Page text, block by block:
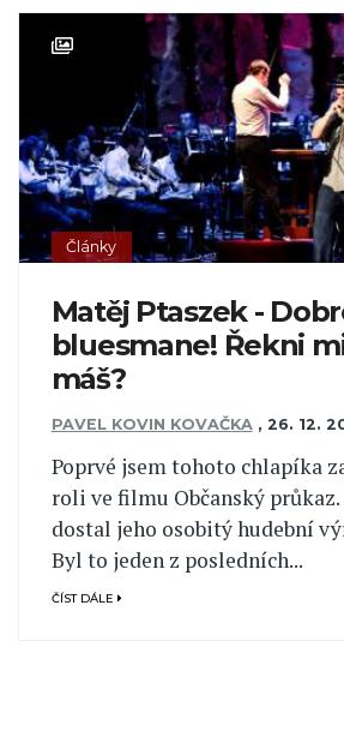
Články
Matěj Ptaszek -
bluesmane! Řekni
máš?
PAVEL KOVIN KOVAČKA , 26. 12.
Poprvé jsem tohoto chlapíka
roli ve filmu Občanský
dostal jeho osobitý hudební
Byl to jeden z posledních...
ČÍST DÁLE